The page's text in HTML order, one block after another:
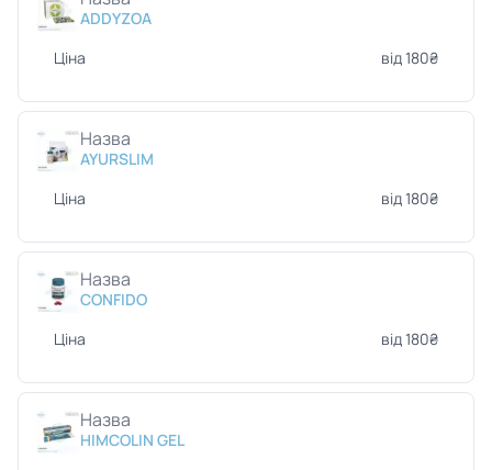
ADDYZOA
Ціна
від 180₴
Назва
AYURSLIM
Ціна
від 180₴
Назва
CONFIDO
Ціна
від 180₴
Назва
HIMCOLIN GEL